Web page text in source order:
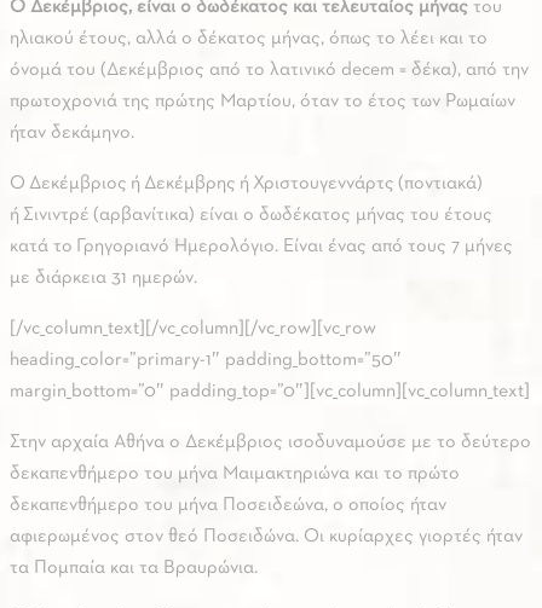
Ο Δεκέμβριος, είναι ο δωδέκατος και τελευταίος μήνας του
ηλιακού έτους, αλλά ο δέκατος μήνας, όπως το λέει και το
όνομά του (Δεκέμβριος από το λατινικό decem = δέκα), από την
πρωτοχρονιά της πρώτης Μαρτίου, όταν το έτος των Ρωμαίων
ήταν δεκάμηνο.
Ο Δεκέμβριος ή Δεκέμβρης ή Χριστουγεννάρτς (ποντιακά)
ή Σινιντρέ (αρβανίτικα) είναι ο δωδέκατος μήνας του έτους
κατά το Γρηγοριανό Ημερολόγιο. Είναι ένας από τους 7 μήνες
με διάρκεια 31 ημερών.
[/vc_column_text][/vc_column][/vc_row][vc_row
heading_color=”primary-1″ padding_bottom=”50″
margin_bottom=”0″ padding_top=”0″][vc_column][vc_column_text]
Στην αρχαία Αθήνα ο Δεκέμβριος ισοδυναμούσε με το δεύτερο
δεκαπενθήμερο του μήνα Μαιμακτηριώνα και το πρώτο
δεκαπενθήμερο του μήνα Ποσειδεώνα, ο οποίος ήταν
αφιερωμένος στον θεό Ποσειδώνα. Οι κυρίαρχες γιορτές ήταν
τα Πομπαία και τα Βραυρώνια.